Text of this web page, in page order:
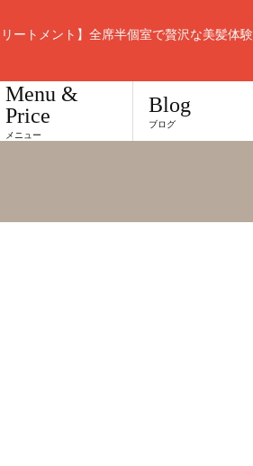
ートメント】全席半個室で贅沢な美髪体験
Menu &
Price
メニュー
Blog
ブログ